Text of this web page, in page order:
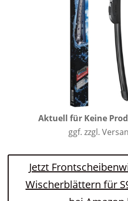
Aktuell für Keine
ggf. zzgl.
Jetzt
Wischerblättern für